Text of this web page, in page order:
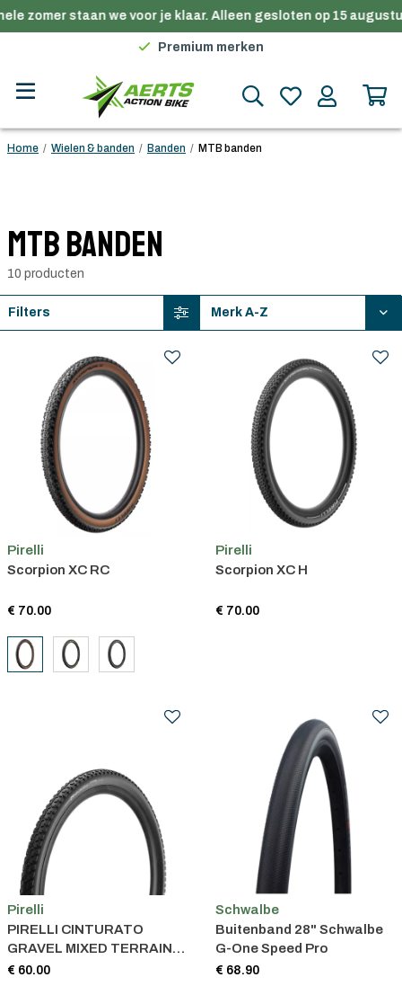
zomer staan we voor je klaar. Alleen gesloten op 15
Gratis verzending in België vanaf €100
Premium merken
Gratis verzending in België vanaf €100
Home / Wielen & banden / Banden / MTB banden
MTB banden
10 producten
Filters
Pirelli
Scorpion XC RC
€ 70.00
Pirelli
Scorpion XC H
€ 70.00
Pirelli
PIRELLI CINTURATO
GRAVEL MIXED TERRAIN
ZWART 700X40C
€ 60.00
Schwalbe
Buitenband 28" Schwalbe
G-One Speed Pro
€ 68.90